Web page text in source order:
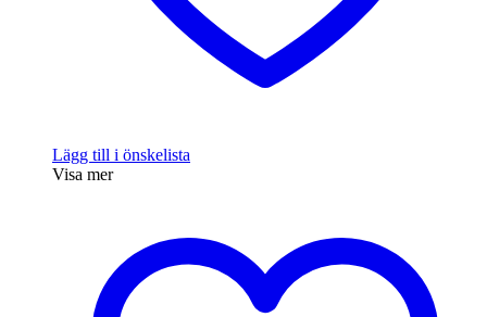
Lägg till i önskelista
Visa mer